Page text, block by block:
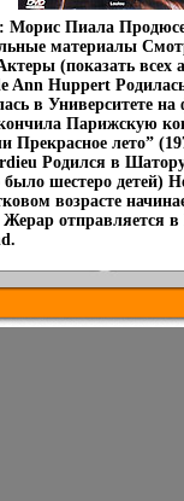
Морис Пиала
материалы
(показать всех
Ann Huppert
в Университете на
Парижскую
Прекрасное лето”
Родился в
было шестеро детей)
возрасте
Жерар отправляется